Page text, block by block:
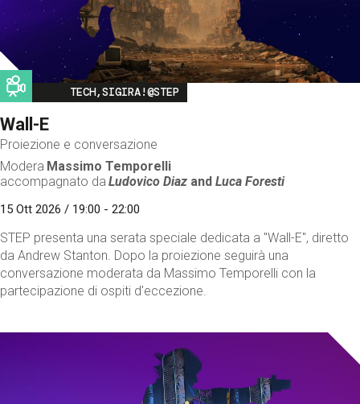
Image
TECH,SIGIRA!@STEP
Wall-E
Proiezione e conversazione
Modera Massimo Temporelli
accompagnato da Ludovico Diaz andLuca Foresti
15 Ott 2026 / 19:00 - 22:00
STEP presenta una serata speciale dedicata a "Wall-E", diretto
da Andrew Stanton. Dopo la proiezione seguirà una
conversazione moderata da Massimo Temporelli con la
partecipazione di ospiti d'eccezione.